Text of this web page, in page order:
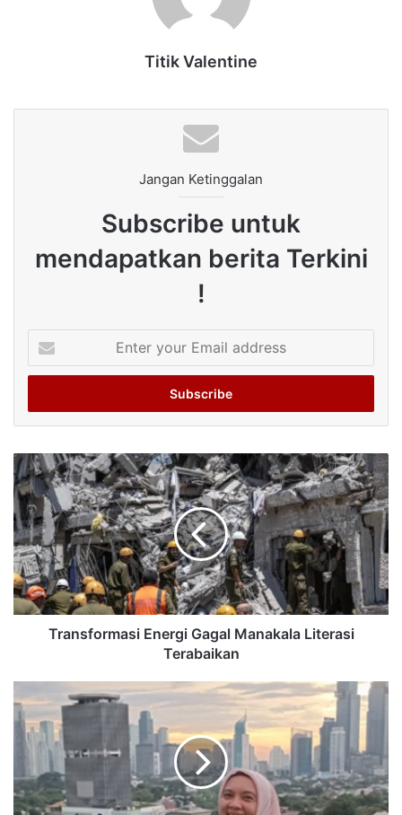
Titik Valentine
Jangan Ketinggalan
Subscribe untuk
mendapatkan berita Terkini
!
your
Email
Transformasi Energi Gagal Manakala Literasi
Terabaikan